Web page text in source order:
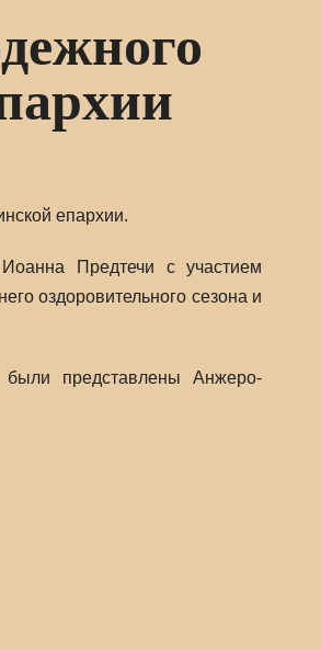
епархии.
Предтечи с участием
оздоровительного сезона и
были представлены Анжеро-